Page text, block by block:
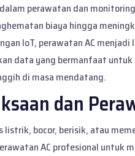
perawatan dan
biaya hingga
IoT, perawatan AC
data yang bermanfaat untuk
di masa mendatang.
dan
listrik, bocor, berisik, atau
AC profesional untuk